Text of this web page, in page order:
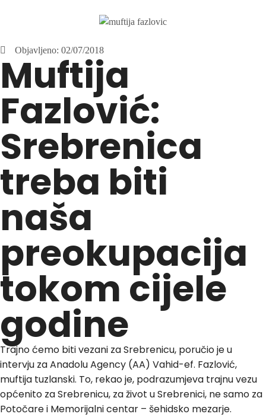
Objavljeno: 02/07/2018
Muftija
Fazlović:
Srebrenica
treba biti
naša
preokupacija
tokom cijele
godine
Trajno ćemo biti vezani za Srebrenicu, poručio je u
intervju za Anadolu Agency (AA) Vahid-ef. Fazlović,
muftija tuzlanski. To, rekao je, podrazumjeva trajnu vezu
općenito za Srebrenicu, za život u Srebrenici, ne samo za
Potočare i Memorijalni centar – šehidsko mezarje.